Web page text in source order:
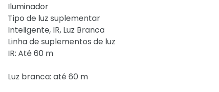
Iluminador
Tipo de luz suplementar
Inteligente, IR, Luz Branca
Linha de suplementos de luz
IR: Até 60 m
Luz branca: até 60 m